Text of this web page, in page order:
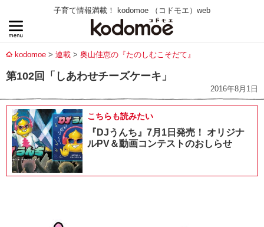
子育て情報満載！ kodomoe （コドモエ）web
kodomoe 連載 奥山佳恵の『たのしむこそだて』
第102回「しあわせチーズケーキ」
2016年8月1日
こちらも読みたい
『DJうんち』7月1日発売！ オリジナ
ルPV＆動画コンテストのおしらせ